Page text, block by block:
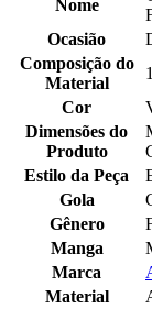
Nome
Ocasião
Composição do
Material
Cor
Dimensões do
Produto
Estilo da Peça
Gola
Gênero
Manga
Marca
Material